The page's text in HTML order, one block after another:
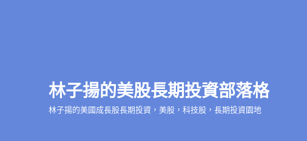
林子揚的美股長期投資部落格
林子揚的美國成長股長期投資，美股，科技股，長期投資園地